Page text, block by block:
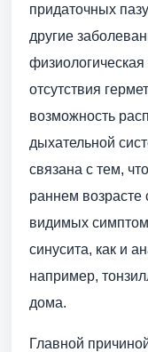
придаточных
другие
физиологическая
отсутствия
возможность
дыхательной
связана с тем,
раннем возрасте
видимых
синусита, как и
например,
дома.
Главной